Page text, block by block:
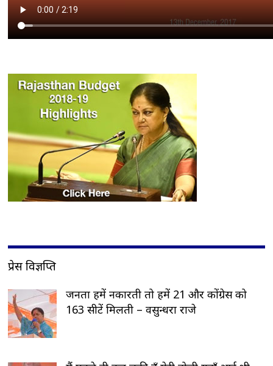
प्रेस विज्ञप्ति
जनता हमें नकारती तो हमें 21 और कोंग्रेस को
163 सीटें मिलती – वसुन्धरा राजे